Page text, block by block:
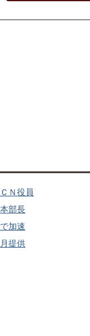
Ｎ役員
部長
加速
提供